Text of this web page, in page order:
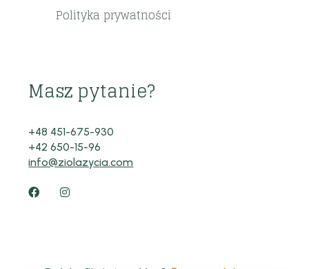
Polityka prywatności
Masz pytanie?
+48 451-675-930
+42 650-15-96
info@ziolazycia.com